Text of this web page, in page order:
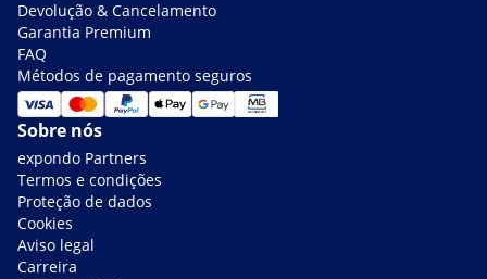
Devolução & Cancelamento
Garantia Premium
FAQ
Métodos de pagamento seguros
Sobre nós
expondo Partners
Termos e condições
Proteção de dados
Cookies
Aviso legal
Carreira